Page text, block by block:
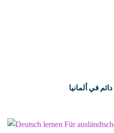
في ألمانيا